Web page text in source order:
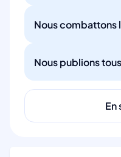
Nous combattons
Nous publions
En